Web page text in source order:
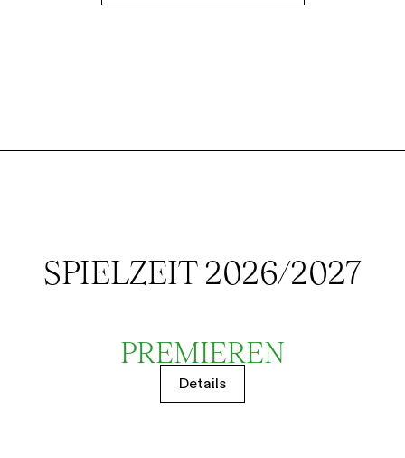
SPIELZEIT 2026/2027
PREMIEREN
Details